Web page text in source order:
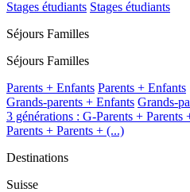
Stages étudiants Stages étudiants
Séjours Familles
Séjours Familles
Parents + Enfants Parents + Enfants
Grands-parents + Enfants Grands-
3 générations : G-Parents + Parents
Parents + Parents + (...)
Destinations
Suisse